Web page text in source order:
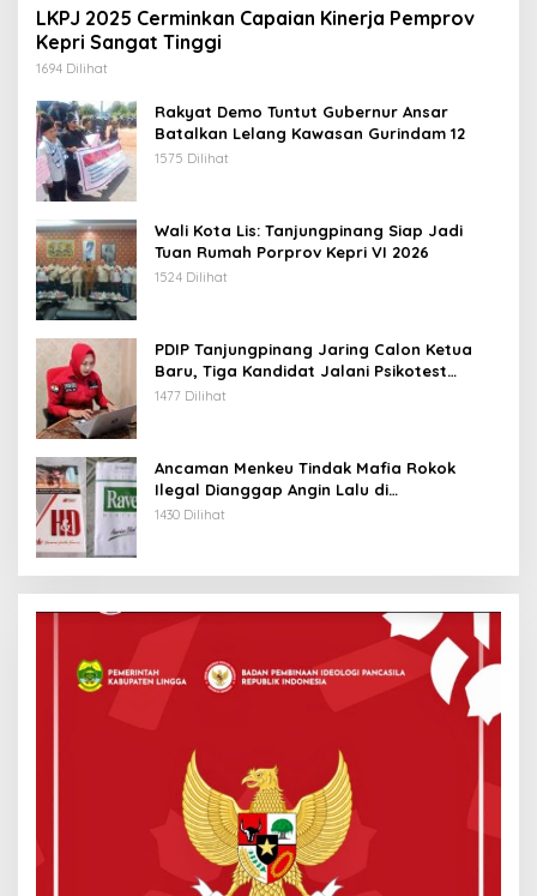
LKPJ 2025 Cerminkan Capaian Kinerja Pemprov
Kepri Sangat Tinggi
1694 Dilihat
Rakyat Demo Tuntut Gubernur Ansar
Batalkan Lelang Kawasan Gurindam 12
1575 Dilihat
Wali Kota Lis: Tanjungpinang Siap Jadi
Tuan Rumah Porprov Kepri VI 2026
1524 Dilihat
PDIP Tanjungpinang Jaring Calon Ketua
Baru, Tiga Kandidat Jalani Psikotest
Daring
1477 Dilihat
Ancaman Menkeu Tindak Mafia Rokok
Ilegal Dianggap Angin Lalu di
Tanjungpinang
1430 Dilihat